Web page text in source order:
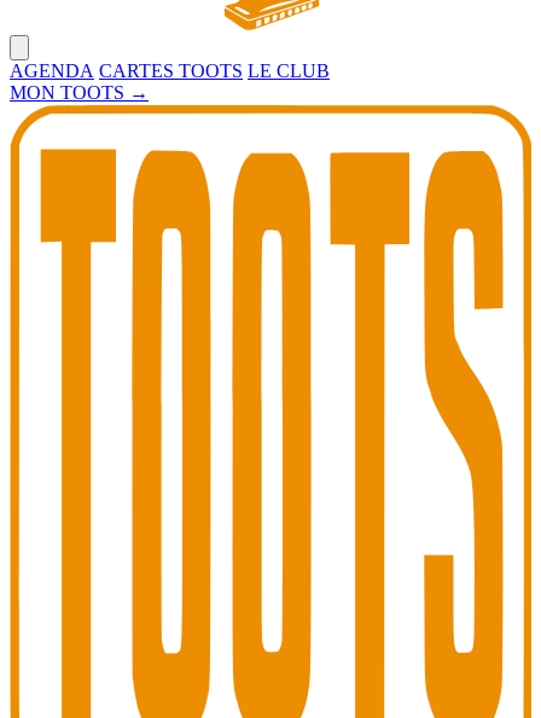
AGENDA CARTES TOOTS LE CLUB
MON TOOTS →
Toots Jazz Club